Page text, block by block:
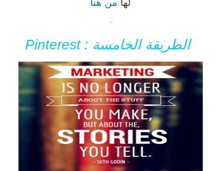
لها من هنا
.
الطريقة الخامسة : Pinterest